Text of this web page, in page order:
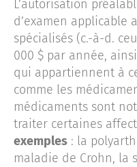
L’autorisation
d’examen applicable
spécialisés (c.-à-d.
000 $ par année,
qui appartiennent à
comme les
médicaments sont
traiter certaines
exemples : la
maladie de Crohn, la